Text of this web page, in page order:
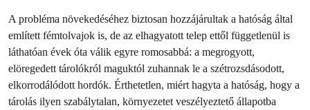
A probléma növekedéséhez biztosan hozzájárultak a hatóság által
említett fémtolvajok is, de az elhagyatott telep ettől függetlenül is
láthatóan évek óta válik egyre romosabbá: a megrogyott,
elöregedett tárolókról maguktól zuhannak le a szétrozsdásodott,
elkorrodálódott hordók. Érthetetlen, miért hagyta a hatóság, hogy a
tárolás ilyen szabálytalan, környezetet veszélyeztető állapotba